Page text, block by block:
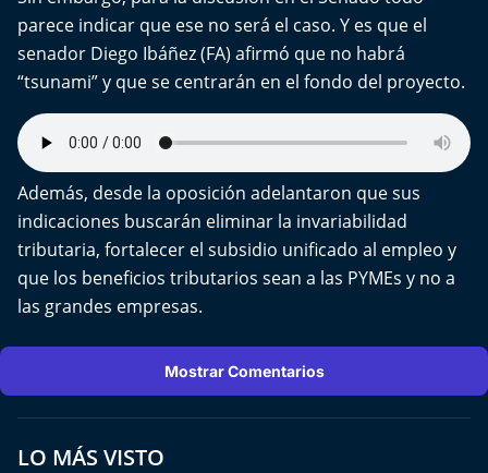
parece indicar que ese no será el caso. Y es que el
senador Diego Ibáñez (FA) afirmó que no habrá
“tsunami” y que se centrarán en el fondo del proyecto.
Además, desde la oposición adelantaron que sus
indicaciones buscarán eliminar la invariabilidad
tributaria, fortalecer el subsidio unificado al empleo y
que los beneficios tributarios sean a las PYMEs y no a
las grandes empresas.
Mostrar Comentarios
LO MÁS VISTO